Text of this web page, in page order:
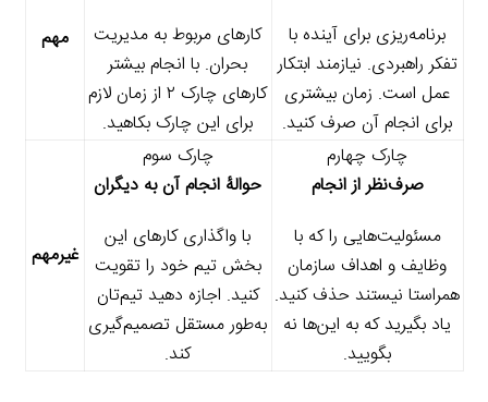
برنامه‌ریزی برای آینده با
تفکر راهبردی. نیازمند ابتکار
عمل است. زمان بیشتری
برای انجام آن صرف کنید.
کارهای مربوط به مدیریت
بحران. با انجام بیشتر
کارهای چارک ۲ از زمان لازم
برای این چارک بکاهید.
مهم
چارک چهارم
صرف‌نظر از انجام
مسئولیت‌هایی را که با
وظایف و اهداف سازمان
همراستا نیستند حذف کنید.
یاد بگیرید که به این‌ها نه
بگویید.
چارک سوم
حوالۀ انجام آن به دیگران
با واگذاری کارهای این
بخش تیم خود را تقویت
کنید. اجازه دهید تیم‌تان
به‌طور مستقل تصمیم‌گیری
کند.
غیرمهم